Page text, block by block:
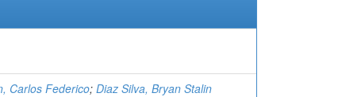
Carlos Federico; Diaz Silva, Bryan Stalin